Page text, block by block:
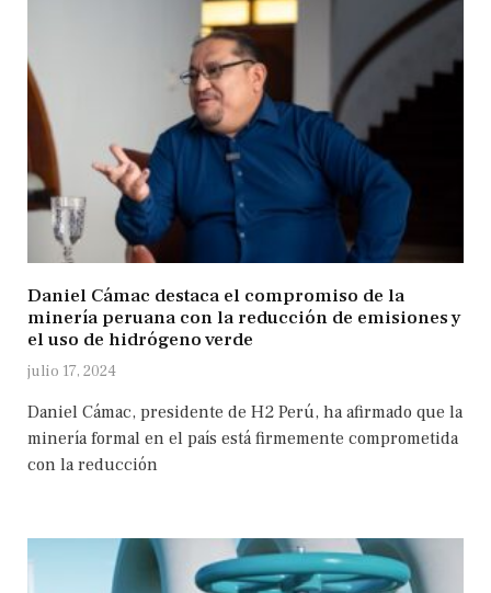
Daniel Cámac destaca el compromiso de la
minería peruana con la reducción de emisiones y
el uso de hidrógeno verde
julio 17, 2024
Daniel Cámac, presidente de H2 Perú, ha afirmado que la
minería formal en el país está firmemente comprometida
con la reducción